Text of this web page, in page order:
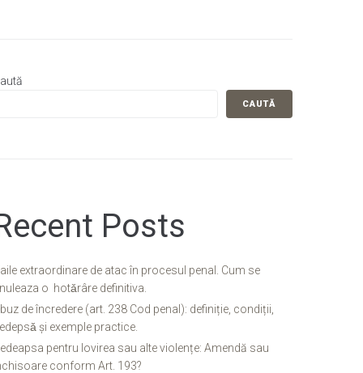
CAUTĂ
Posts
extraordinare de atac în procesul penal. Cum se
o hotǎrâre definitiva.
de încredere (art. 238 Cod penal): definiție, condiții,
și exemple practice.
pentru lovirea sau alte violențe: Amendă sau
conform Art. 193?